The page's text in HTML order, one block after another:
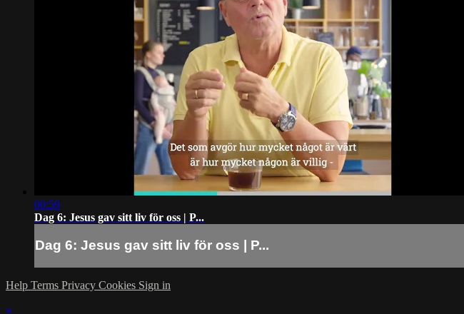
00:59
Dag 6: Jesus gav sitt liv för oss | P...
Dag 6: Jesus gav sitt liv för oss | P...
Help Terms Privacy Cookies Sign in
×